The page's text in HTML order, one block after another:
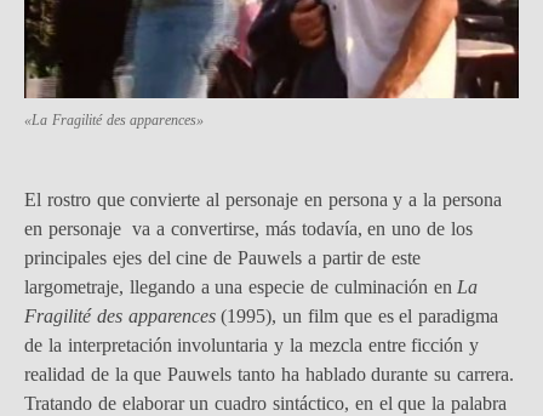
«La Fragilité des apparences»
El rostro que convierte al personaje en persona y a la persona
en personaje va a convertirse, más todavía, en uno de los
principales ejes del cine de Pauwels a partir de este
largometraje, llegando a una especie de culminación en La
Fragilité des apparences(1995), un film que es el paradigma
de la interpretación involuntaria y la mezcla entre ficción y
realidad de la que Pauwels tanto ha hablado durante su carrera.
Tratando de elaborar un cuadro sintáctico, en el que la palabra